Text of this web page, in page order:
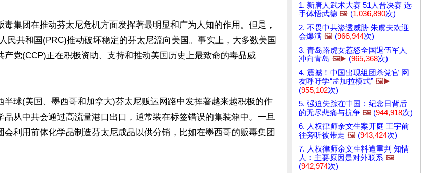
毒集团在推动芬太尼危机方面发挥著最明显和广为人知的作用。但是，
民共和国(PRC)推动破坏稳定的芬太尼流向美国。事实上，大多数美国
产党(CCP)正在积极资助、支持和推动美国历史上最致命的毒品威
半球(美国、墨西哥和加拿大)芬太尼贩运网路中发挥著越来越积极的作
品从中共会通过⾼流量港⼝出⼝，通常装在标签错误的集装箱中。一旦
会利用前体化学品制造芬太尼成品以供分销，比如在墨西哥的贩毒集团
1. 新唐人武术大赛 51人晋决赛 选
手体悟武德 🖼️ (1,036,890次)
2. 不畏中共渗透威胁 朱虞夫欢迎
会爆满 🖼️ (966,944次)
3. 青岛路虎女惹怒全国退伍军人
冲向青岛 🖼️▶️ (965,368次)
4. 震撼！中国出现组团杀党官 网
友呼吁学“孟加拉模式” 🖼️▶️
(955,102次)
5. 强迫失踪在中国：纪念日背后
的无尽悲痛与抗争 🖼️ (944,918次)
6. 人权律师余文生案开庭 王宇前
往旁听被带走 🖼️ (943,424次)
7. 人权律师余文生料遭重判 知情
人：主要原因是对外联系 🖼️
(942,974次)